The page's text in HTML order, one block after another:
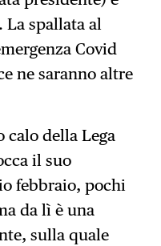
La spallata al
Covid
ne saranno altre
calo della Lega
il suo
febbraio, pochi
da lì è una
sulla quale